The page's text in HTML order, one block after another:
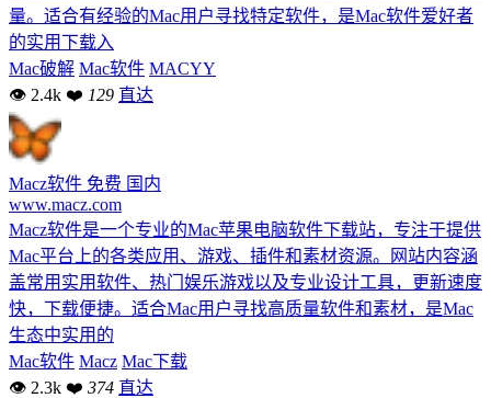
量。适合有经验的Mac用户寻找特定软件，是Mac软件爱好者
的实用下载入
Mac破解 Mac软件 MACYY
👁 2.4k ❤ 129 直达
Macz软件 免费 国内
www.macz.com
Macz软件是一个专业的Mac苹果电脑软件下载站，专注于提供
Mac平台上的各类应用、游戏、插件和素材资源。网站内容涵
盖常用实用软件、热门娱乐游戏以及专业设计工具，更新速度
快，下载便捷。适合Mac用户寻找高质量软件和素材，是Mac
生态中实用的
Mac软件 Macz Mac下载
👁 2.3k ❤ 374 直达